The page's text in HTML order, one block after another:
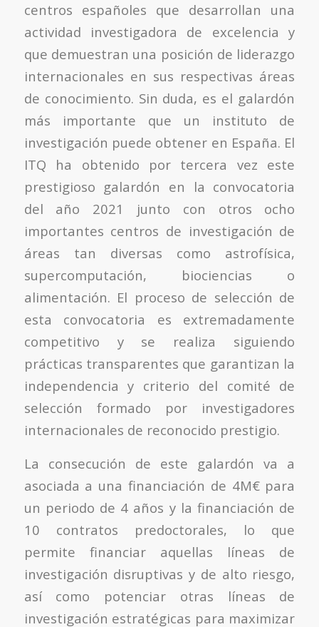
centros españoles que desarrollan una
actividad investigadora de excelencia y
que demuestran una posición de liderazgo
internacionales en sus respectivas áreas
de conocimiento. Sin duda, es el galardón
más importante que un instituto de
investigación puede obtener en España. El
ITQ ha obtenido por tercera vez este
prestigioso galardón en la convocatoria
del año 2021 junto con otros ocho
importantes centros de investigación de
áreas tan diversas como astrofísica,
supercomputación, biociencias o
alimentación. El proceso de selección de
esta convocatoria es extremadamente
competitivo y se realiza siguiendo
prácticas transparentes que garantizan la
independencia y criterio del comité de
selección formado por investigadores
internacionales de reconocido prestigio.
La consecución de este galardón va a
asociada a una financiación de 4M€ para
un periodo de 4 años y la financiación de
10 contratos predoctorales, lo que
permite financiar aquellas líneas de
investigación disruptivas y de alto riesgo,
así como potenciar otras líneas de
investigación estratégicas para maximizar